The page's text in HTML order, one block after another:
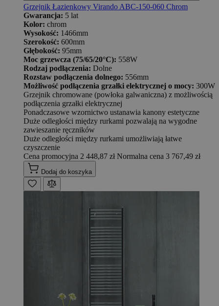
Grzejnik Łazienkowy Virando ABC-150-060 Chrom
Gwarancja: 5 lat
Kolor: chrom
Wysokość: 1466mm
Szerokość: 600mm
Głębokość: 95mm
Moc grzewcza (75/65/20°C): 558W
Rodzaj podłączenia: Dolne
Rozstaw podłączenia dolnego: 556mm
Możliwość podłączenia grzałki elektrycznej o mocy: 300W
Grzejnik chromowane (powłoka galwaniczna) z możliwością
podłączenia grzałki elektrycznej
Ponadczasowe wzornictwo ustanawia kanony estetyczne
Duże odległości między rurkami pozwalają na wygodne
zawieszanie ręczników
Duże odległości między rurkami umożliwiają łatwe
czyszczenie
Cena promocyjna 2 448,87 zł Normalna cena 3 767,49 zł
Dodaj do koszyka